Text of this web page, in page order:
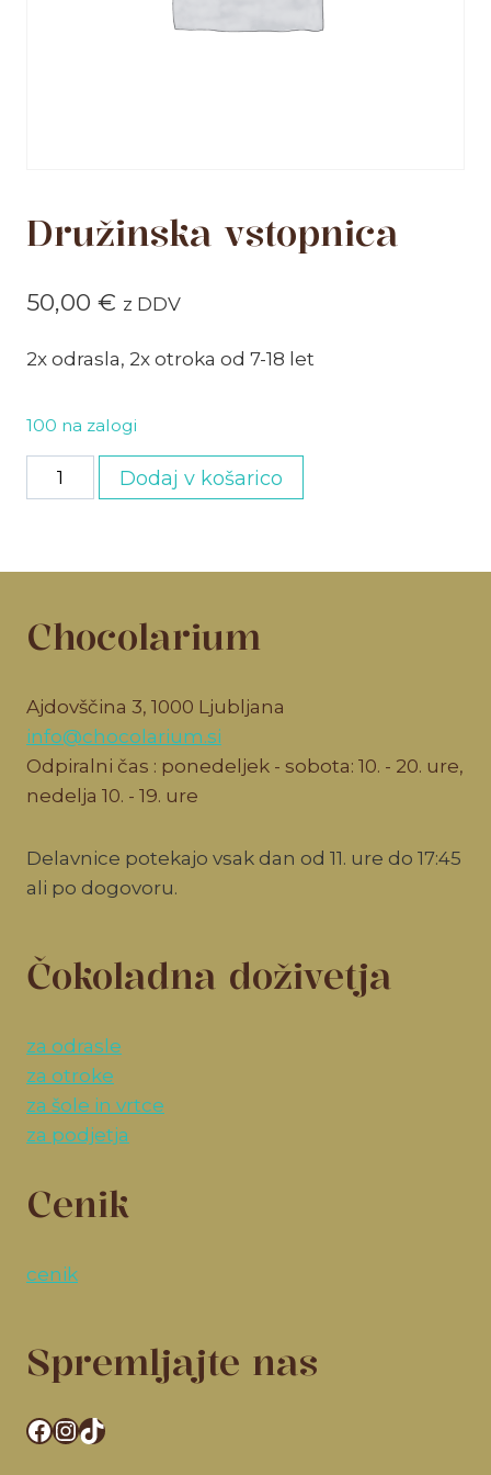
Družinska vstopnica
50,00 € z DDV
2x odrasla, 2x otroka od 7-18 let
100 na zalogi
Družinska
vstopnica
Dodaj v košarico
Chocolarium
Ajdovščina 3, 1000 Ljubljana
info@chocolarium.si
Odpiralni čas : ponedeljek - sobota: 10. - 20. ure,
nedelja 10. - 19. ure
Delavnice potekajo vsak dan od 11. ure do 17:45
ali po dogovoru.
Čokoladna doživetja
za odrasle
za otroke
za šole in vrtce
za podjetja
Cenik
cenik
Spremljajte nas
Facebook
Instagram
TikTok